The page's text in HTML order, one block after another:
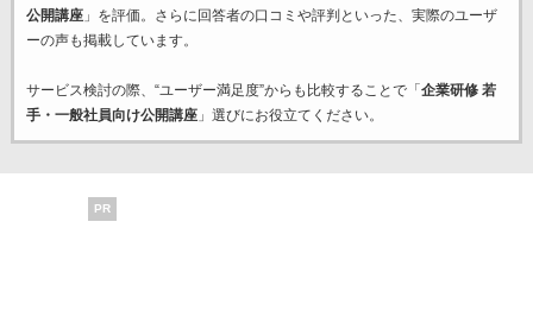
公開講座」を評価。さらに回答者の口コミや評判といった、実際のユーザ
ーの声も掲載しています。
サービス検討の際、“ユーザー満足度”からも比較することで「 企業研修 若
手・一般社員向け公開講座」選びにお役立てください。
PR